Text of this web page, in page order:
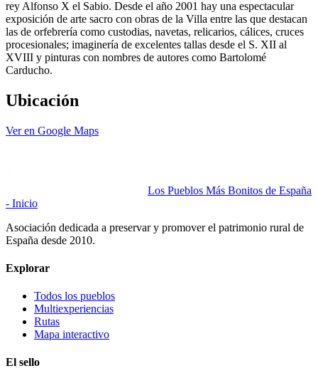
rey Alfonso X el Sabio. Desde el año 2001 hay una espectacular
exposición de arte sacro con obras de la Villa entre las que destacan
las de orfebrería como custodias, navetas, relicarios, cálices, cruces
procesionales; imaginería de excelentes tallas desde el S. XII al
XVIII y pinturas con nombres de autores como Bartolomé
Carducho.
Ubicación
Ver en Google Maps
Los Pueblos Más Bonitos de España
- Inicio
Asociación dedicada a preservar y promover el patrimonio rural de
España desde 2010.
Explorar
Todos los pueblos
Multiexperiencias
Rutas
Mapa interactivo
El sello